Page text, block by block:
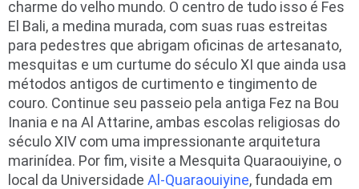
charme do velho mundo. O centro de tudo isso é Fes
El Bali, a medina murada, com suas ruas estreitas
para pedestres que abrigam oficinas de artesanato,
mesquitas e um curtume do século XI que ainda usa
métodos antigos de curtimento e tingimento de
couro. Continue seu passeio pela antiga Fez na Bou
Inania e na Al Attarine, ambas escolas religiosas do
século XIV com uma impressionante arquitetura
marinídea. Por fim, visite a Mesquita Quaraouiyine, o
local da Universidade Al-Quaraouiyine, fundada em